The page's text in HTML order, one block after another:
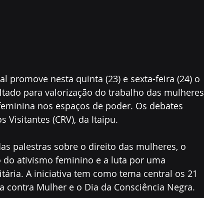
promove nesta quinta (23) e sexta-feira (24) o
para valorização do trabalho das mulheres
nos espaços de poder. Os debates
Visitantes (CRV), da Itaipu.
palestras sobre o direito das mulheres, o
ativismo feminino e a luta por uma
A iniciativa tem como tema central os 21
contra Mulher e o Dia da Consciência Negra.